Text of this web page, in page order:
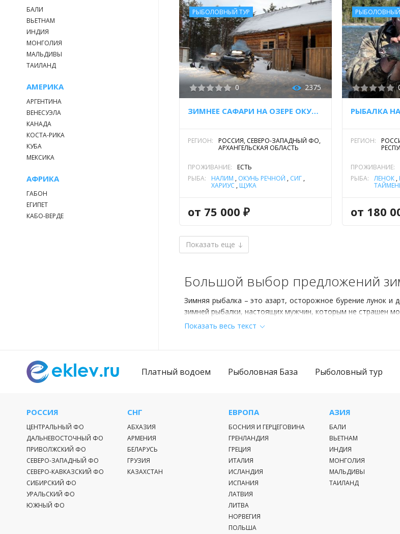
БАЛИ
ВЬЕТНАМ
ИНДИЯ
МОНГОЛИЯ
МАЛЬДИВЫ
ТАИЛАНД
АМЕРИКА
АРГЕНТИНА
ВЕНЕСУЭЛА
КАНАДА
КОСТА-РИКА
КУБА
МЕКСИКА
АФРИКА
ГАБОН
ЕГИПЕТ
КАБО-ВЕРДЕ
РЫБОЛОВНЫЙ ТУР
0 2375
ЗИМНЕЕ САФАРИ НА ОЗЕРЕ ОКУЛОВО
РЕГИОН:
РОССИЯ, СЕВЕРО-ЗАПАДНЫЙ ФО,
АРХАНГЕЛЬСКАЯ ОБЛАСТЬ
ПРОЖИВАНИЕ:
ЕСТЬ
РЫБА:
НАЛИМ , ОКУНЬ РЕЧНОЙ , СИГ ,
ХАРИУС , ЩУКА
от 75 000 ₽
РЫБОЛОВНЫЙ
РЕГИОН:
ПРОЖИВАНИЕ:
РЫБА:
ЛЕНОК,
от 180
Показать еще
Большой выбор предложений
Зимняя рыбалка – это азарт, осторожное бурение лунок
зимней рыбалки, настоящих мужчин, которым не страшен
спокойствия.
Большой выбор рыболовных баз : здесь есть все, чтобы
Увлекательныйрыболовный тур – выбор тех, кто
А для искателей новых ярких впечатлений
Спешите обзавестись новыми трофеями!
Комфортабельные номера, баня, беседки с мангалом для
отдых ждет вас.
Eklev.ru: только надежные варианты зимней рыбалки и
Показать весь текст
Платный водоем Рыболовная База Рыболовный тур
РОССИЯ
ЦЕНТРАЛЬНЫЙ ФО
ДАЛЬНЕВОСТОЧНЫЙ ФО
ПРИВОЛЖСКИЙ ФО
СЕВЕРО-ЗАПАДНЫЙ ФО
СЕВЕРО-КАВКАЗСКИЙ ФО
СИБИРСКИЙ ФО
УРАЛЬСКИЙ ФО
ЮЖНЫЙ ФО
СНГ
АБХАЗИЯ
АРМЕНИЯ
БЕЛАРУСЬ
ГРУЗИЯ
КАЗАХСТАН
ЕВРОПА
БОСНИЯ И ГЕРЦЕГОВИНА
ГРЕНЛАНДИЯ
ГРЕЦИЯ
ИТАЛИЯ
ИСЛАНДИЯ
ИСПАНИЯ
ЛАТВИЯ
ЛИТВА
НОРВЕГИЯ
ПОЛЬША
АЗИЯ
БАЛИ
ВЬЕТНАМ
ИНДИЯ
МОНГОЛИЯ
МАЛЬДИВЫ
ТАИЛАНД